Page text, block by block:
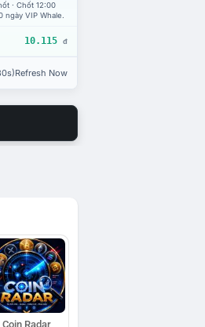
· Chốt 12:00
VIP Whale.
10.115 đ
Refresh Now
Coin Radar